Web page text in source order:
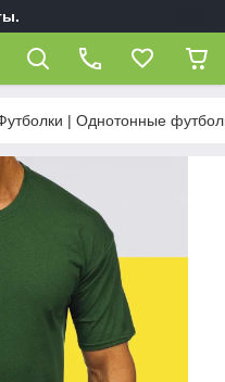
| Однотонные